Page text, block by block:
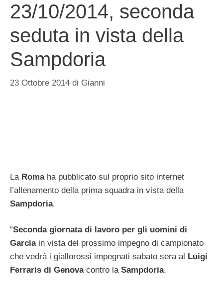
23/10/2014, seconda
seduta in vista della
Sampdoria
23 Ottobre 2014 di Gianni
La Romaha pubblicato sul proprio sito internet
l’allenamento della prima squadra in vista della
Sampdoria.
“Seconda giornata di lavoro per gli uomini di
Garciain vista del prossimo impegno di campionato
che vedrà i giallorossi impegnati sabato sera al Luigi
Ferraris di Genovacontro la Sampdoria.